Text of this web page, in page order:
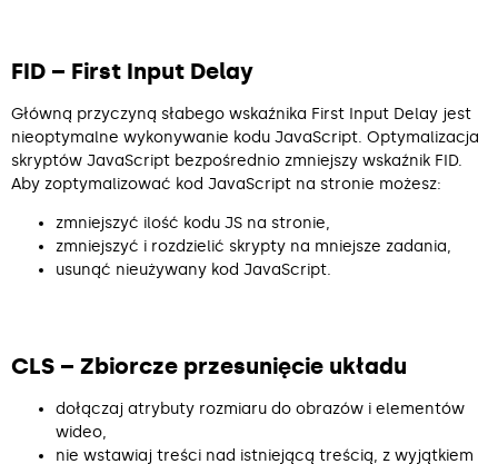
FID – First Input Delay
Główną przyczyną słabego wskaźnika First Input Delay jest
nieoptymalne wykonywanie kodu JavaScript. Optymalizacja
skryptów JavaScript bezpośrednio zmniejszy wskaźnik FID.
Aby zoptymalizować kod JavaScript na stronie możesz:
zmniejszyć ilość kodu JS na stronie,
zmniejszyć i rozdzielić skrypty na mniejsze zadania,
usunąć nieużywany kod JavaScript.
CLS – Zbiorcze przesunięcie układu
dołączaj atrybuty rozmiaru do obrazów i elementów
wideo,
nie wstawiaj treści nad istniejącą treścią, z wyjątkiem